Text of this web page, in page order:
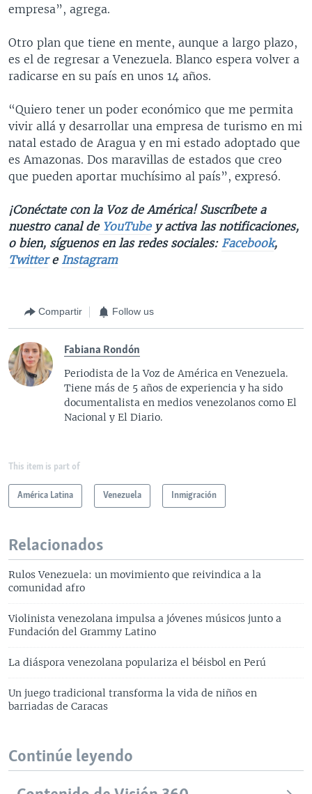
empresa”, agrega.
Otro plan que tiene en mente, aunque a largo plazo,
es el de regresar a Venezuela. Blanco espera volver a
radicarse en su país en unos 14 años.
“Quiero tener un poder económico que me permita
vivir allá y desarrollar una empresa de turismo en mi
natal estado de Aragua y en mi estado adoptado que
es Amazonas. Dos maravillas de estados que creo
que pueden aportar muchísimo al país”, expresó.
¡Conéctate con la Voz de América! Suscríbete a
nuestro canal deYouTubey activa las notificaciones,
o bien, síguenos en las redes sociales: Facebook,
Twittere Instagram
Compartir Follow us
Fabiana Rondón
Periodista de la Voz de América en Venezuela.
Tiene más de 5 años de experiencia y ha sido
documentalista en medios venezolanos como El
Nacional y El Diario.
This item is part of
América Latina Venezuela Inmigración
Relacionados
Rulos Venezuela: un movimiento que reivindica a la
comunidad afro
Violinista venezolana impulsa a jóvenes músicos junto a
Fundación del Grammy Latino
La diáspora venezolana populariza el béisbol en Perú
Un juego tradicional transforma la vida de niños en
barriadas de Caracas
Continúe leyendo